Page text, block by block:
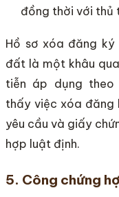
đồng thời với thủ
Hồ sơ xóa đăng
đất là một khâu
tiễn áp dụng theo
thấy việc xóa đăng
yêu cầu và giấy
hợp luật định.
5. Công chứng